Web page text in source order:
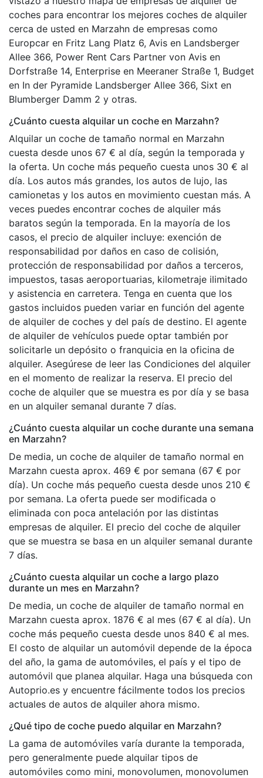
coches para encontrar los mejores coches de alquiler
cerca de usted en Marzahn de empresas como
Europcar en Fritz Lang Platz 6, Avis en Landsberger
Allee 366, Power Rent Cars Partner von Avis en
Dorfstraße 14, Enterprise en Meeraner Straße 1, Budget
en In der Pyramide Landsberger Allee 366, Sixt en
Blumberger Damm 2 y otras.
¿Cuánto cuesta alquilar un coche en Marzahn?
Alquilar un coche de tamaño normal en Marzahn
cuesta desde unos 67 € al día, según la temporada y
la oferta. Un coche más pequeño cuesta unos 30 € al
día. Los autos más grandes, los autos de lujo, las
camionetas y los autos en movimiento cuestan más. A
veces puedes encontrar coches de alquiler más
baratos según la temporada. En la mayoría de los
casos, el precio de alquiler incluye: exención de
responsabilidad por daños en caso de colisión,
protección de responsabilidad por daños a terceros,
impuestos, tasas aeroportuarias, kilometraje ilimitado
y asistencia en carretera. Tenga en cuenta que los
gastos incluidos pueden variar en función del agente
de alquiler de coches y del país de destino. El agente
de alquiler de vehículos puede optar también por
solicitarle un depósito o franquicia en la oficina de
alquiler. Asegúrese de leer las Condiciones del alquiler
en el momento de realizar la reserva. El precio del
coche de alquiler que se muestra es por día y se basa
en un alquiler semanal durante 7 días.
¿Cuánto cuesta alquilar un coche durante una semana
en Marzahn?
De media, un coche de alquiler de tamaño normal en
Marzahn cuesta aprox. 469 € por semana (67 € por
día). Un coche más pequeño cuesta desde unos 210 €
por semana. La oferta puede ser modificada o
eliminada con poca antelación por las distintas
empresas de alquiler. El precio del coche de alquiler
que se muestra se basa en un alquiler semanal durante
7 días.
¿Cuánto cuesta alquilar un coche a largo plazo
durante un mes en Marzahn?
De media, un coche de alquiler de tamaño normal en
Marzahn cuesta aprox. 1876 € al mes (67 € al día). Un
coche más pequeño cuesta desde unos 840 € al mes.
El costo de alquilar un automóvil depende de la época
del año, la gama de automóviles, el país y el tipo de
automóvil que planea alquilar. Haga una búsqueda con
Autoprio.es y encuentre fácilmente todos los precios
actuales de autos de alquiler ahora mismo.
¿Qué tipo de coche puedo alquilar en Marzahn?
La gama de automóviles varía durante la temporada,
pero generalmente puede alquilar tipos de
automóviles como mini, monovolumen, monovolumen